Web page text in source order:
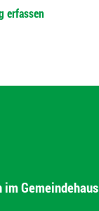
erfassen
im Gemeindehaus